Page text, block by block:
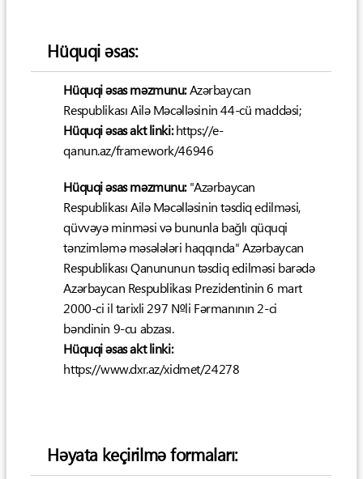
Hüquqi əsas:
Hüquqi əsas məzmunu:Azərbaycan
Respublikası Ailə Məcəlləsinin 44-cü maddəsi;
Hüquqi əsas akt linki:https://e-
qanun.az/framework/46946
Hüquqi əsas məzmunu:"Azərbaycan
Respublikası Ailə Məcəlləsinin təsdiq edilməsi,
qüvvəyə minməsi və bununla bağlı qüquqi
tənzimləmə məsələləri haqqında" Azərbaycan
Respublikası Qanununun təsdiq edilməsi barədə
Azərbaycan Respublikası Prezidentinin 6 mart
2000-ci il tarixli 297 №li Fərmanının 2-ci
bəndinin 9-cu abzası.
Hüquqi əsas akt linki:
https://www.dxr.az/xidmet/24278
Həyata keçirilmə formaları: